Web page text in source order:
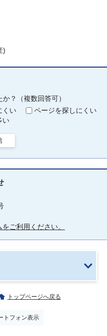
)
？（複数回答可）
くい
ページを探しにくい
い
ご利用ください。
トップページへ戻る
トフォン表示